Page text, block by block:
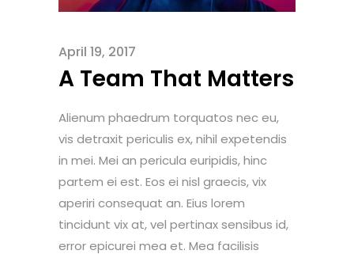
April 19, 2017
A Team That Matters
Alienum phaedrum torquatos nec eu,
vis detraxit periculis ex, nihil expetendis
in mei. Mei an pericula euripidis, hinc
partem ei est. Eos ei nisl graecis, vix
aperiri consequat an. Eius lorem
tincidunt vix at, vel pertinax sensibus id,
error epicurei mea et. Mea facilisis